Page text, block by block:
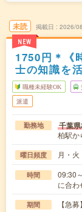
未読
NEW
掲載日 2026/
1750円＊《
士の知識を
職種未経験OK
派遣
勤務地 千葉
柏駅か
曜日頻度 月・
時間
09:30
に合
期間 【急